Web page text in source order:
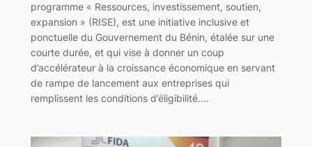
programme « Ressources, investissement, soutien,
expansion » (RISE), est une initiative inclusive et
ponctuelle du Gouvernement du Bénin, étalée sur une
courte durée, et qui vise à donner un coup
d’accélérateur à la croissance économique en servant
de rampe de lancement aux entreprises qui
remplissent les conditions d’éligibilité.…